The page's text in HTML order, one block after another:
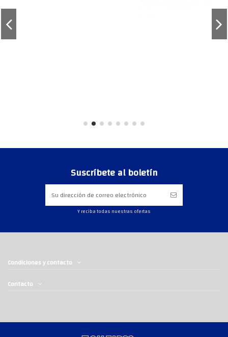
Suscríbete al boletín
Y reciba todas nuestras ofertas
Condiciones y contacto
Contacto